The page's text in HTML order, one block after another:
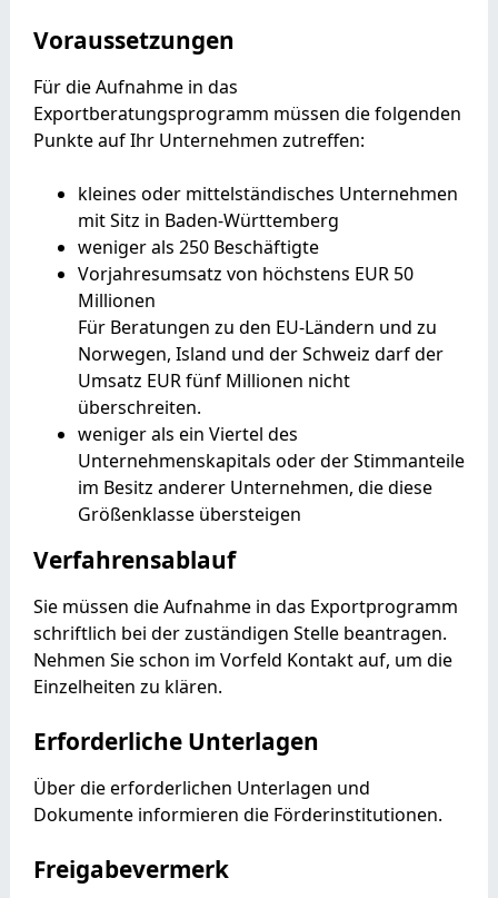
Voraussetzungen
Für die Aufnahme in das
Exportberatungsprogramm müssen die folgenden
Punkte auf Ihr Unternehmen zutreffen:
kleines oder mittelständisches Unternehmen
mit Sitz in Baden-Württemberg
weniger als 250 Beschäftigte
Vorjahresumsatz von höchstens EUR 50
Millionen
Für Beratungen zu den EU-Ländern und zu
Norwegen, Island und der Schweiz darf der
Umsatz EUR fünf Millionen nicht
überschreiten.
weniger als ein Viertel des
Unternehmenskapitals oder der Stimmanteile
im Besitz anderer Unternehmen, die diese
Größenklasse übersteigen
Verfahrensablauf
Sie müssen die Aufnahme in das Exportprogramm
schriftlich bei der zuständigen Stelle beantragen.
Nehmen Sie schon im Vorfeld Kontakt auf, um die
Einzelheiten zu klären.
Erforderliche Unterlagen
Über die erforderlichen Unterlagen und
Dokumente informieren die Förderinstitutionen.
Freigabevermerk